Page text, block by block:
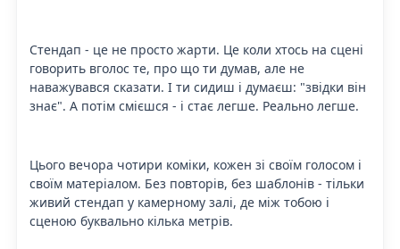
Стендап - це не просто жарти. Це коли хтось на сцені
говорить вголос те, про що ти думав, але не
наважувався сказати. І ти сидиш і думаєш: "звідки він
знає". А потім смієшся - і стає легше. Реально легше.
Цього вечора чотири коміки, кожен зі своїм голосом і
своїм матеріалом. Без повторів, без шаблонів - тільки
живий стендап у камерному залі, де між тобою і
сценою буквально кілька метрів.